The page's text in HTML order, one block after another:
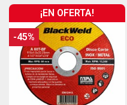
¡EN OFERTA!
-45%